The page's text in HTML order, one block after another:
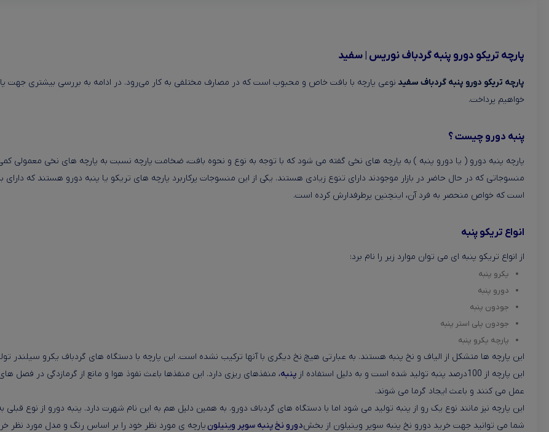
پارچه تریکو دورو پنبه گردباف نوریس | سفید
پارچه تریکو دورو پنبه گردباف سفید نوعی پارچه با بافت خاص و محبوب است که در مصارف مختلفی به کار می‌رود. در ادامه به بررسی بیشتری جهت
خواهیم پرداخت.
پنبه دورو چیست ؟
پارچه پنبه دورو ( یا دورو پنبه ) به پارچه های نخی گفته می شود که با توجه به نوع و نحوه بافت، ضخامت پارچه نسبت به پارچه های نخی معمولی
است که خواص منحصر به فرد آن، اینچنین پرطرفدارش کرده است.
انواع تریکو پنبه
از انواع تریکو پنبه ای می توان موارد زیر را نام برد:
یکرو پنبه
دورو پنبه
جودون پنبه
جودون پلی استر پنبه
پارچه یکرو پنبه
این پارچه ها متشکل از الیاف و نخ پنبه هستند. به عبارتی هیچ نخ دیگری با آنها ترکیب نشده است. این پارچه با دستگاه های گردباف یکرو
این پارچه از 100درصد پنبه تولید شده است و به دلیل استفاده از
پنبه، منفذهای ریزی دارد. این منفذها باعث نفوذ هوا و مانع از گرمازدگی در
عمل می کنند و باعث ایجاد گرما می شوند.
این پارچه نیز مانند نوع یک رو از پنبه تولید می شود اما با دستگاه های گردباف دورو. به همین دلیل هم به این نام شهرت دارد. پنبه دورو از
شما می توانید جهت خرید دورو نخ پنبه سوپر وینیلون از بخشدورو نخ پنبه سوپر وینیلونپارچه ی مورد نظر خود را بر اساس رنگ و مدل مورد نظر